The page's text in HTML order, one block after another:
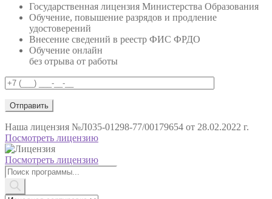
Государственная лицензия Министерства Образования
Обучение, повышение разрядов и продление
удостоверений
Внесение сведений в реестр ФИС ФРДО
Обучение онлайн
без отрыва от работы
Наша лицензия №Л035-01298-77/00179654 от 28.02.2022 г.
Посмотреть лицензию
Посмотреть лицензию
Поиск
товаров